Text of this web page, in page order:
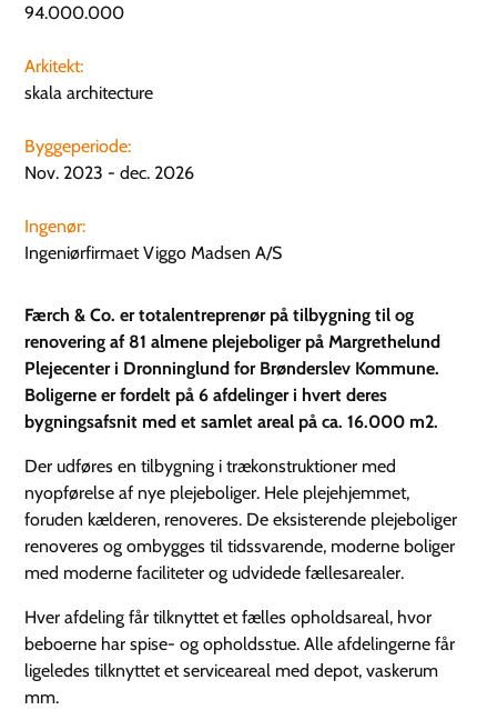
94.000.000
Arkitekt:
skala architecture
Byggeperiode:
Nov. 2023 - dec. 2026
Ingenør:
Ingeniørfirmaet Viggo Madsen A/S
Færch & Co. er totalentreprenør på tilbygning til og
renovering af 81 almene plejeboliger på Margrethelund
Plejecenter i Dronninglund for Brønderslev Kommune.
Boligerne er fordelt på 6 afdelinger i hvert deres
bygningsafsnit med et samlet areal på ca. 16.000 m2.
Der udføres en tilbygning i trækonstruktioner med
nyopførelse af nye plejeboliger. Hele plejehjemmet,
foruden kælderen, renoveres. De eksisterende plejeboliger
renoveres og ombygges til tidssvarende, moderne boliger
med moderne faciliteter og udvidede fællesarealer.
Hver afdeling får tilknyttet et fælles opholdsareal, hvor
beboerne har spise- og opholdsstue. Alle afdelingerne får
ligeledes tilknyttet et serviceareal med depot, vaskerum
mm.